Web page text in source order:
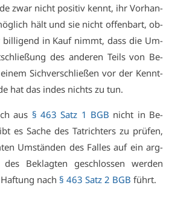
zwar nicht po­si­tiv kennt, ihr Vor­han­
hält und sie nicht of­fen­bart, ob­
in Kauf nimmt, dass die Um­
des an­de­ren Teils von Be­
Sich­ver­schlie­ßen vor der Kennt­
hat das in­des nichts zu tun.
aus § 463 Satz 1 BGB nicht in Be­
es Sa­che des Tatrich­ters zu prü­fen,
Um­stän­den des Fal­les auf ein arg­
Be­klag­ten ge­schlos­sen wer­den
nach § 463 Satz 2 BGB führt.